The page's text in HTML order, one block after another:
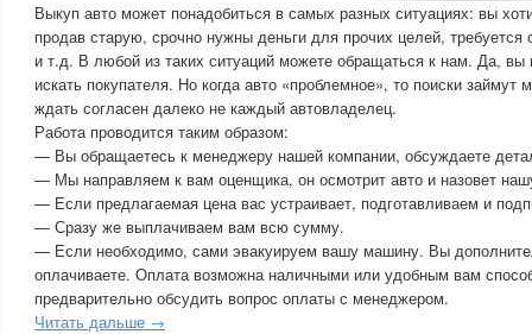
Выкуп авто может понадобиться в самых разных ситуациях: вы
продав старую, срочно нужны деньги для прочих целей, требуется
и т.д. В любой из таких ситуаций можете обращаться к нам. Да, вы
искать покупателя. Но когда авто «проблемное», то поиски займут
ждать согласен далеко не каждый автовладелец.
Работа проводится таким образом:
— Вы обращаетесь к менеджеру нашей компании, обсуждаете
— Мы направляем к вам оценщика, он осмотрит авто и назовет
— Если предлагаемая цена вас устраивает, подготавливаем и
— Сразу же выплачиваем вам всю сумму.
— Если необходимо, сами эвакуируем вашу машину. Вы
оплачиваете. Оплата возможна наличными или удобным вам
предварительно обсудить вопрос оплаты с менеджером.
Читать дальше →